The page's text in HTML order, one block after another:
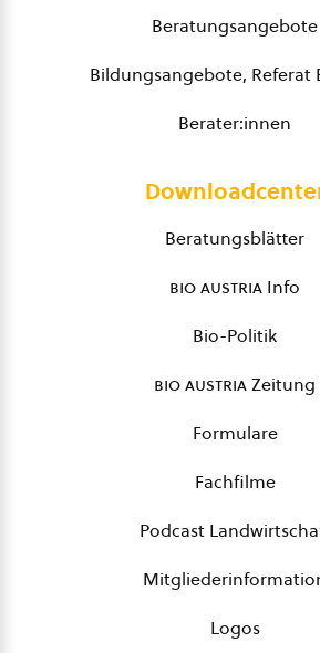
Beratungsangebote
Bildungsangebote, Referat
Berater:innen
Beratungsblätter
bio austria Info
Bio-Politik
bio austriaZeitung
Formulare
Fachfilme
Podcast
Logos